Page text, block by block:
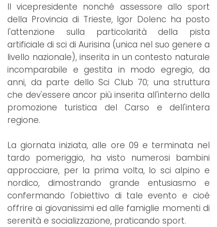
Il vicepresidente nonché assessore allo sport
della Provincia di Trieste, Igor Dolenc ha posto
l'attenzione sulla particolarità della pista
artificiale di sci di Aurisina (unica nel suo genere a
livello nazionale), inserita in un contesto naturale
incomparabile e gestita in modo egregio, da
anni, da parte dello Sci Club 70; una struttura
che dev'essere ancor più inserita all'interno della
promozione turistica del Carso e dell'intera
regione.
La giornata iniziata, alle ore 09 e terminata nel
tardo pomeriggio, ha visto numerosi bambini
approcciare, per la prima volta, lo sci alpino e
nordico, dimostrando grande entusiasmo e
confermando l'obiettivo di tale evento e cioé
offrire ai giovanissimi ed alle famiglie momenti di
serenità e socializzazione, praticando sport.